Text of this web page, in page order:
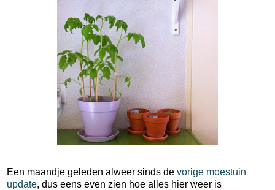
Een maandje geleden alweer sinds de vorige moestuin
update, dus eens even zien hoe alles hier weer is